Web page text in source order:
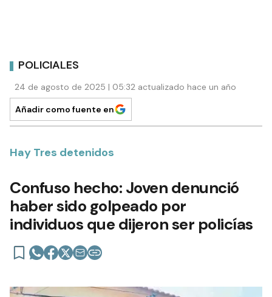
POLICIALES
24 de agosto de 2025 | 05:32 actualizado hace un año
Añadir como fuente en
Hay Tres detenidos
Confuso hecho: Joven denunció
haber sido golpeado por
individuos que dijeron ser policías